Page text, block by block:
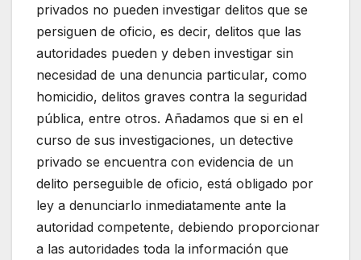
privados no pueden investigar delitos que se
persiguen de oficio, es decir, delitos que las
autoridades pueden y deben investigar sin
necesidad de una denuncia particular, como
homicidio, delitos graves contra la seguridad
pública, entre otros. Añadamos que si en el
curso de sus investigaciones, un detective
privado se encuentra con evidencia de un
delito perseguible de oficio, está obligado por
ley a denunciarlo inmediatamente ante la
autoridad competente, debiendo proporcionar
a las autoridades toda la información que